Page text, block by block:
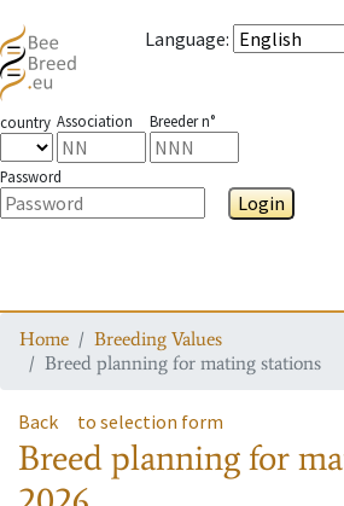
Language:
country Association Breeder n°
Password
Login
Home
Breeding Values
Breed planning for mating stations
Back to selection form
Breed planning for